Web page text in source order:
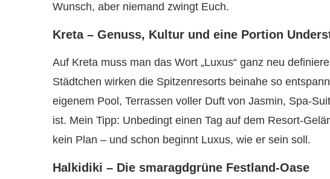
Wunsch, aber niemand zwingt Euch.
Kreta – Genuss, Kultur und eine Portion
Auf Kreta muss man das Wort „Luxus“ ganz neu
Städtchen wirken die Spitzenresorts beinahe so
eigenem Pool, Terrassen voller Duft von Jasmin, Spa-
ist. Mein Tipp: Unbedingt einen Tag auf dem Resort-
kein Plan – und schon beginnt Luxus, wie er sein soll.
Halkidiki – Die smaragdgrüne Festland-Oase